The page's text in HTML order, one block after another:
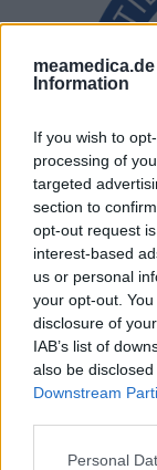
meamedica.de
Information
If you wish to
processing of
targeted
section to
opt-out request
interest-based
us or personal
your opt-out.
disclosure of
IAB’s list of
also be
Downstream
Personal